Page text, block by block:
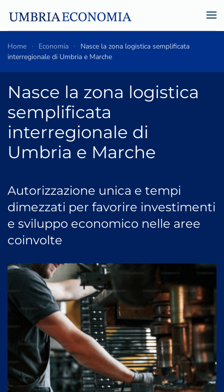
Skip to main content
Home Economia
Nasce la zona logistica semplificata
interregionale di Umbria e Marche
Nasce la zona logistica
semplificata
interregionale di
Umbria e Marche
Autorizzazione unica e tempi
dimezzati per favorire investimenti
e sviluppo economico nelle aree
coinvolte